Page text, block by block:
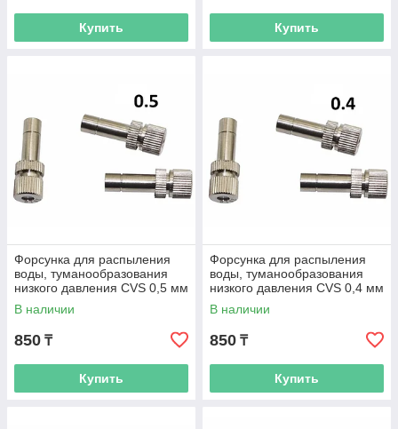
Купить Купить
Форсунка для распыления
воды, туманообразования
низкого давления CVS 0,5 мм
В наличии
850 ₸
Купить
Форсунка для распыления
воды, туманообразования
низкого давления CVS 0,4 мм
В наличии
850 ₸
Купить